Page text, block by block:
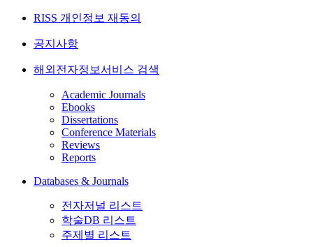
RISS 개인정보 재동의
공지사항
해외전자정보서비스 검색
Academic Journals
Ebooks
Dissertations
Conference Materials
Reviews
Reports
Databases & Journals
전자저널 리스트
학술DB 리스트
주제별 리스트